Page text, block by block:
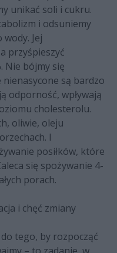
unikać soli i cukru.
i odsuniemy
Jej
przyśpieszyć
Nie bójmy się
nienasycone są bardzo
odporność, wpływają
cholesterolu.
oliwie, oleju
I
posiłków, które
się spożywanie 4-
porach.
i chęć zmiany
tego, by rozpocząć